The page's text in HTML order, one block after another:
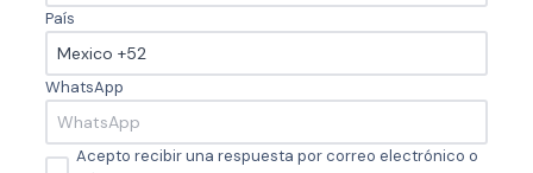
País
WhatsApp
Acepto recibir una respuesta por correo electrónico o